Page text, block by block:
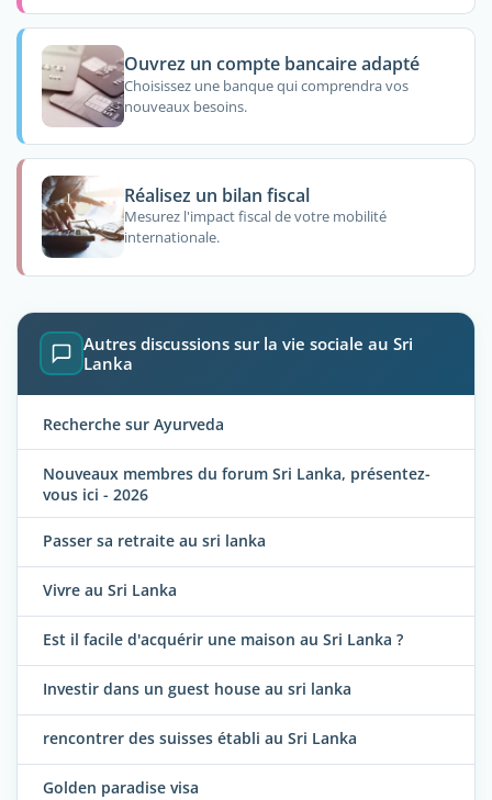
Ouvrez un compte bancaire adapté
Choisissez une banque qui comprendra vos
nouveaux besoins.
Réalisez un bilan fiscal
Mesurez l'impact fiscal de votre mobilité
internationale.
Autres discussions sur la vie sociale au Sri
Lanka
Recherche sur Ayurveda
Nouveaux membres du forum Sri Lanka, présentez-
vous ici - 2026
Passer sa retraite au sri lanka
Vivre au Sri Lanka
Est il facile d'acquérir une maison au Sri Lanka ?
Investir dans un guest house au sri lanka
rencontrer des suisses établi au Sri Lanka
Golden paradise visa